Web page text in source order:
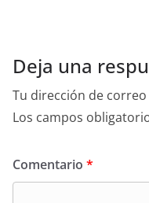
Deja una
Tu dirección de
Los campos
Comentario *